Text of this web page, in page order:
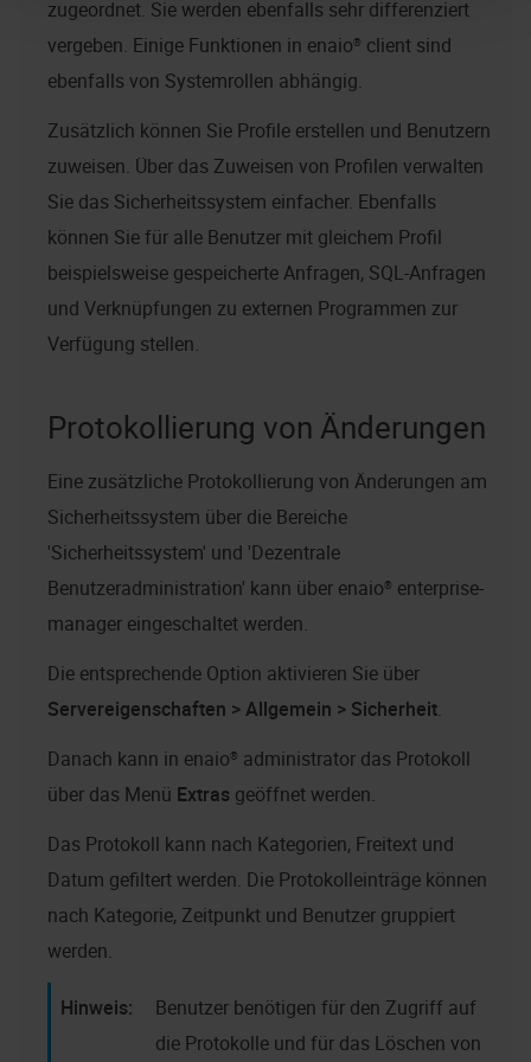
zugeordnet. Sie werden ebenfalls sehr differenziert
vergeben. Einige Funktionen in enaio® client sind
ebenfalls von Systemrollen abhängig.
Zusätzlich können Sie Profile erstellen und Benutzern
zuweisen. Über das Zuweisen von Profilen verwalten
Sie das Sicherheitssystem einfacher. Ebenfalls
können Sie für alle Benutzer mit gleichem Profil
beispielsweise gespeicherte Anfragen, SQL-Anfragen
und Verknüpfungen zu externen Programmen zur
Verfügung stellen.
Protokollierung von Änderungen
Eine zusätzliche Protokollierung von Änderungen am
Sicherheitssystem über die Bereiche
'Sicherheitssystem' und 'Dezentrale
Benutzeradministration' kann über enaio® enterprise-
manager eingeschaltet werden.
Die entsprechende Option aktivieren Sie über
Servereigenschaften > Allgemein > Sicherheit.
Danach kann in enaio® administrator das Protokoll
über das Menü Extras geöffnet werden.
Das Protokoll kann nach Kategorien, Freitext und
Datum gefiltert werden. Die Protokolleinträge können
nach Kategorie, Zeitpunkt und Benutzer gruppiert
werden.
Benutzer benötigen für den Zugriff auf
die Protokolle und für das Löschen von